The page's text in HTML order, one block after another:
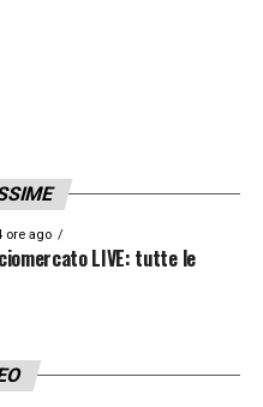
ore ago
LIVE: tutte le